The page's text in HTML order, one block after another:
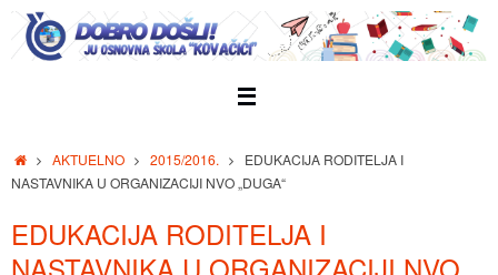
Skip
content
HomeAKTUELNO 2015/2016.
EDUKACIJA RODITELJA I
NASTAVNIKA U ORGANIZACIJI NVO „DUGA“
EDUKACIJA RODITELJA I
NASTAVNIKA U ORGANIZACIJI NVO